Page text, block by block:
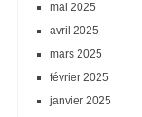
mai 2025
avril 2025
mars 2025
février 2025
janvier 2025